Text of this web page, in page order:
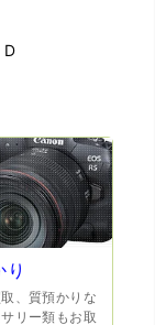
D
、質預かりな
リー類もお取